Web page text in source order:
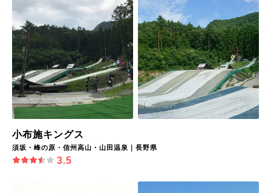
小布施キングス
須坂・峰の原・信州高山・山田温泉｜長野県
3.5